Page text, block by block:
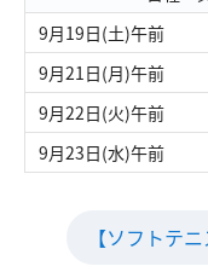
9月19日(土)午前
9月21日(月)午前
9月22日(火)午前
9月23日(水)午前
【ソフトテ